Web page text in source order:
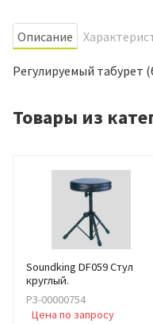
Oписание
Регулируемый табурет
Товары из
Soundking DF059 Стул
круглый.
РЗ-00000754
Цена по запросу